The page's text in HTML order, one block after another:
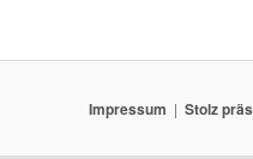
Impressum Stolz